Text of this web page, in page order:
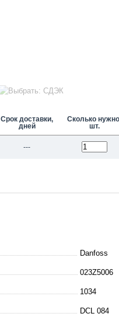
Срок доставки,
дней
Сколько
шт.
---
Danfoss
023Z5006
1034
DCL 084